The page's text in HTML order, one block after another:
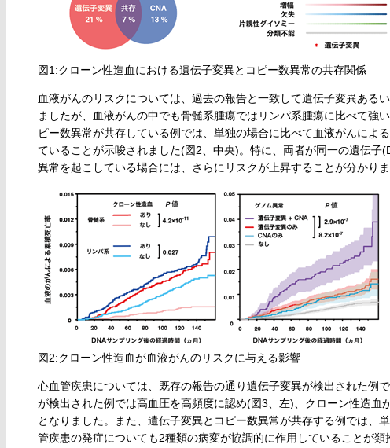
図1:クローン性造血における遺伝子変異とコピー数異常の共存関係
血液がんのリスクについては、過去の報告と一致して遺伝子変異ある
ましたが、血液がんの中でも骨髄系腫瘍ではリンパ系腫瘍に比べて強
ピー数異常が共存している例では、単独の場合に比べて血液がんによ
ていることが示唆されました(図2、中央)。特に、両者が同一の遺伝
異常を起こしている場合には、さらにリスクが上昇することが分かりま
図2:クローン性造血が血液がんのリスクに与える影響
心血管疾患については、既存の報告の通り遺伝子変異が検出された例
が検出された例では高血圧を高頻度に認め(図3、左)、クローン性造
となりました。また、遺伝子変異とコピー数異常が共存する例では、
管疾患の発症についても2種類の病変が協調的に作用していることが類